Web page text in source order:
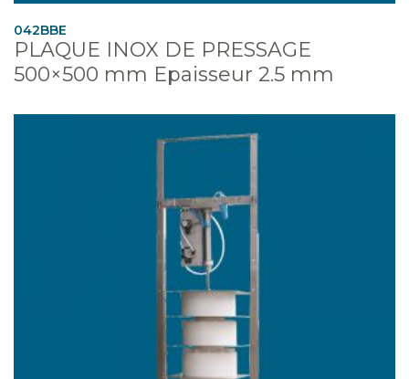
042BBE
PLAQUE INOX DE PRESSAGE
500×500 mm Epaisseur 2.5 mm